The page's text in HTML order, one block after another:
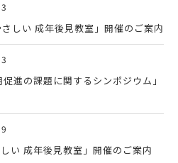
しい 成年後見教室」開催のご案内
進の課題に関するシンポジウム」
い 成年後見教室」開催のご案内